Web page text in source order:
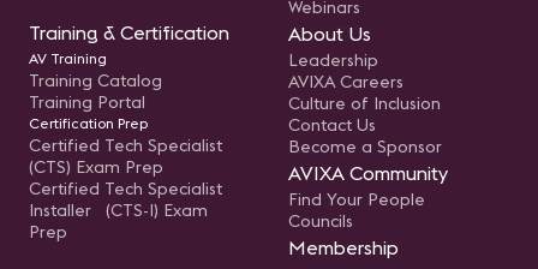
Training & Certification
AV Training
Training Catalog
Training Portal
Certification Prep
Certified Tech Specialist
(CTS) Exam Prep
Certified Tech Specialist
Installer (CTS-I) Exam
Prep
Webinars
About Us
Leadership
AVIXA Careers
Culture of Inclusion
Contact Us
Become a Sponsor
AVIXA Community
Find Your People
Councils
Membership